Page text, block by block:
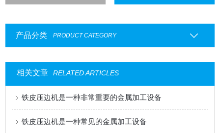
产品分类 PRODUCT CATEGORY
相关文章 RELATED ARTICLES
铁皮压边机是一种非常重要的金属加工设备
铁皮压边机是一种常见的金属加工设备